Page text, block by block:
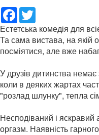
Facebook
Естетська комедія для
Та сама вистава, на якій
посміятися, але вже
У друзів дитинства
коли в деяких жартах
"розлад шлунку", тепла
Несподіваний і яскравий
оргазм. Наявність